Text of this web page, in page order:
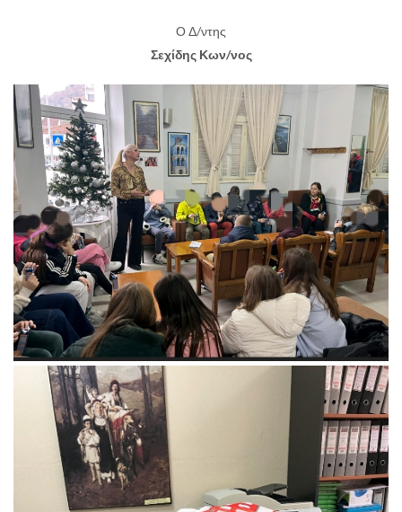
Ο Δ/ντης
Σεχίδης Κων/νος